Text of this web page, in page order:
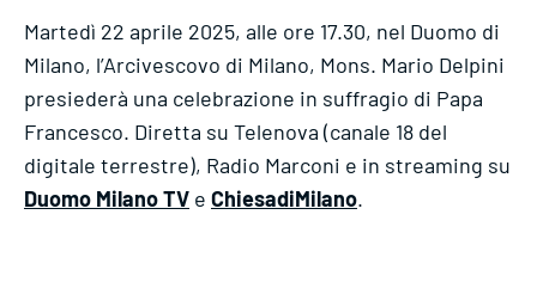
Martedì 22 aprile 2025, alle ore 17.30, nel Duomo di
Milano, l’Arcivescovo di Milano, Mons. Mario Delpini
presiederà una celebrazione in suffragio di Papa
Francesco. Diretta su Telenova (canale 18 del
digitale terrestre), Radio Marconi e in streaming su
Duomo Milano TV e ChiesadiMilano.